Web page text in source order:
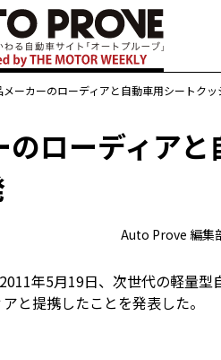
メーカーのローディアと自動車用シートク
のローディアと
Auto Prove 編集
年5月19日、次世代の軽量型
と提携したことを発表した。